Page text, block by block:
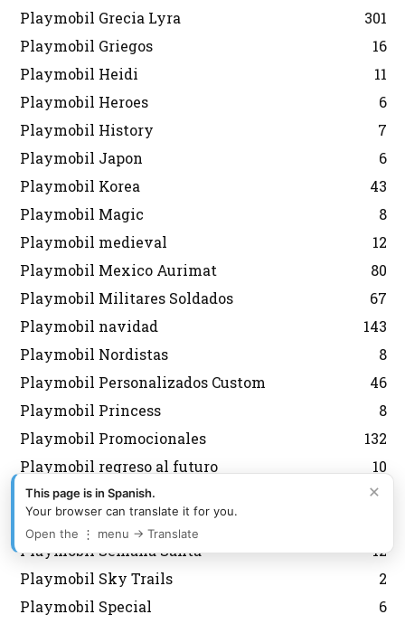
Playmobil Grecia Lyra
301
Playmobil Griegos
16
Playmobil Heidi
11
Playmobil Heroes
6
Playmobil History
7
Playmobil Japon
6
Playmobil Korea
43
Playmobil Magic
8
Playmobil medieval
12
Playmobil Mexico Aurimat
80
Playmobil Militares Soldados
67
Playmobil navidad
143
Playmobil Nordistas
8
Playmobil Personalizados Custom
46
Playmobil Princess
8
Playmobil Promocionales
132
Playmobil regreso al futuro
10
Playmobil Scooby Doo
32
Playmobil segunda mano
Playmobil Semana Santa
12
Playmobil Sky Trails
2
Playmobil Special
6
×
This page is in Spanish.
Your browser can translate it for you.
Open the ⋮ menu → Translate